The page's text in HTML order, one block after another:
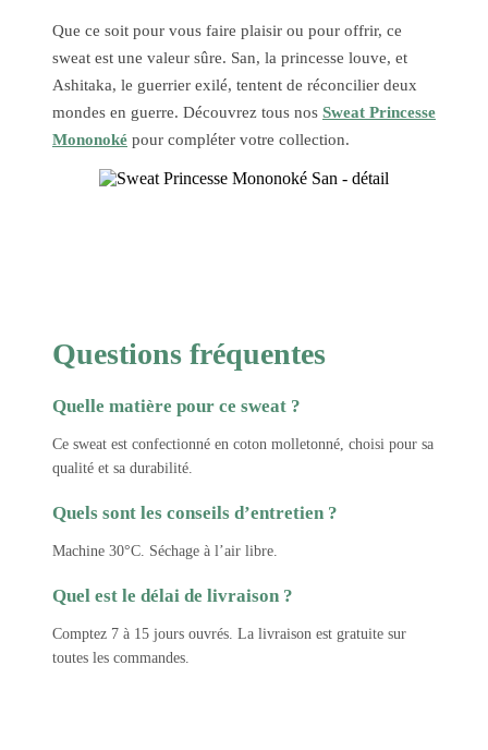
Que ce soit pour vous faire plaisir ou pour offrir, ce
sweat est une valeur sûre. San, la princesse louve, et
Ashitaka, le guerrier exilé, tentent de réconcilier deux
mondes en guerre. Découvrez tous nos Sweat Princesse
Mononoké pour compléter votre collection.
Questions fréquentes
Quelle matière pour ce sweat ?
Ce sweat est confectionné en coton molletonné, choisi pour sa
qualité et sa durabilité.
Quels sont les conseils d’entretien ?
Machine 30°C. Séchage à l’air libre.
Quel est le délai de livraison ?
Comptez 7 à 15 jours ouvrés. La livraison est gratuite sur
toutes les commandes.